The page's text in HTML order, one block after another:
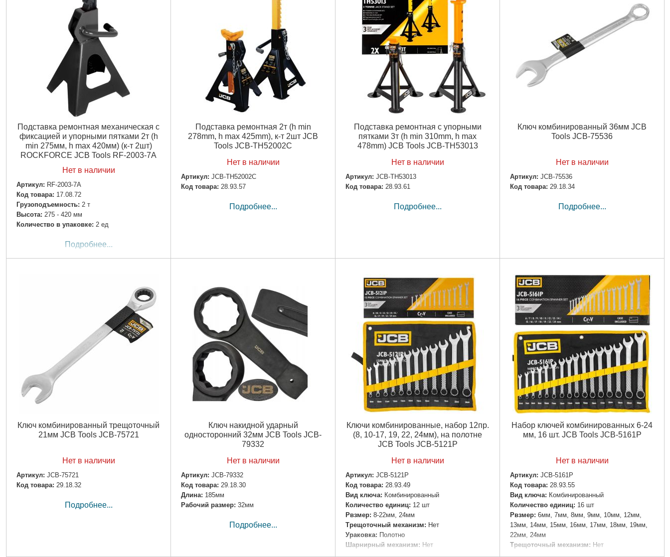
Подставка ремонтная механическая с
фиксацией и упорными пятками 2т (h
min 275мм, h max 420мм) (к-т 2шт)
ROCKFORCE JCB Tools RF-2003-7A
Нет в наличии
Артикул: RF-2003-7A
Код товара: 17.08.72
Грузоподъемность: 2 т
Высота: 275 - 420 мм
Количество в упаковке: 2 ед
Подробнее...
Подставка ремонтная 2т (h min
278mm, h max 425mm), к-т 2шт JCB
Tools JCB-TH52002C
Нет в наличии
Артикул: JCB-TH52002C
Код товара: 28.93.57
Подробнее...
Подставка ремонтная с упорными
пятками 3т (h min 310mm, h max
478mm) JCB Tools JCB-TH53013
Нет в наличии
Артикул: JCB-TH53013
Код товара: 28.93.61
Подробнее...
Ключ комбинированный 36мм JCB
Tools JCB-75536
Нет в наличии
Артикул: JCB-75536
Код товара: 29.18.34
Подробнее...
Ключ комбинированный трещоточный
21мм JCB Tools JCB-75721
Нет в наличии
Артикул: JCB-75721
Код товара: 29.18.32
Подробнее...
Ключ накидной ударный
односторонний 32мм JCB Tools JCB-
79332
Нет в наличии
Артикул: JCB-79332
Код товара: 29.18.30
Дли­на: 185мм
Рабочий размер: 32мм
Подробнее...
Ключи комбинированные, набор 12пр.
(8, 10-17, 19, 22, 24мм), на полотне
JCB Tools JCB-5121P
Нет в наличии
Артикул: JCB-5121P
Код товара: 28.93.49
Вид ключа: Комбинированный
Количество единиц: 12 шт
Рвзмер: 8-22мм, 24мм
Трещоточный механизм: Нет
Ураковка: Полотно
Шарнирный механизм: Нет
Набор ключей комбинированных 6-24
мм, 16 шт. JCB Tools JCB-5161P
Нет в наличии
Артикул: JCB-5161P
Код товара: 28.93.55
Вид ключа: Комбинированный
Количество единиц: 16 шт
Рвзмер: 6мм, 7мм, 8мм, 9мм, 10мм, 12мм,
13мм, 14мм, 15мм, 16мм, 17мм, 18мм, 19мм,
22мм, 24мм
Трещоточный механизм: Нет
Ураковка: Полотно